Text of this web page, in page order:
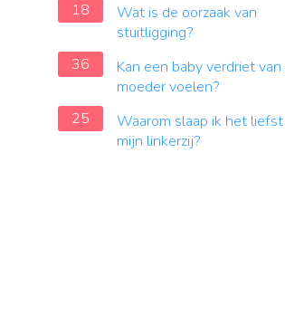
18
Wat is de oorzaak van
stuitligging?
36
Kan een baby verdriet van
moeder voelen?
25
Waarom slaap ik het
mijn linkerzij?